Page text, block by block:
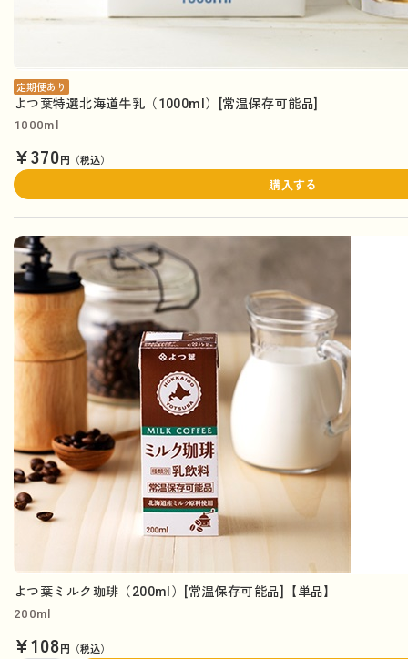
定期便あり
よつ葉特選北海道牛乳（1000ml）[常温保存可能品]
1000ml
¥370円（税込）
購入する
よつ葉ミルク珈琲（200ml）[常温保存可能品]【単品】
200ml
¥108円（税込）